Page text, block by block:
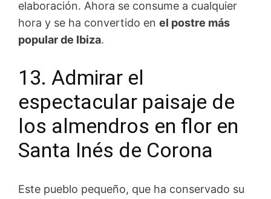
elaboración. Ahora se consume a cualquier
hora y se ha convertido en el postre más
popular de Ibiza.
13. Admirar el
espectacular paisaje de
los almendros en flor en
Santa Inés de Corona
Este pueblo pequeño, que ha conservado su